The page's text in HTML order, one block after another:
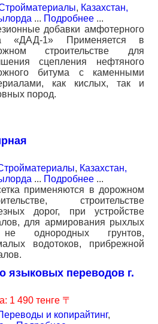
, Казахстан,
... Подробнее ...
добавки амфотерного
«ДАД-1» Применяется в
строительстве для
сцепления нефтяного
битума с каменными
как кислых, так и
пород.
, Казахстан,
... Подробнее ...
применяются в дорожном
строительстве
дорог, при устройстве
для армирования рыхлых
однородных грунтов,
водотоков, прибрежной
языковых переводов г.
1 490 тенге 〒
и копирайтинг,